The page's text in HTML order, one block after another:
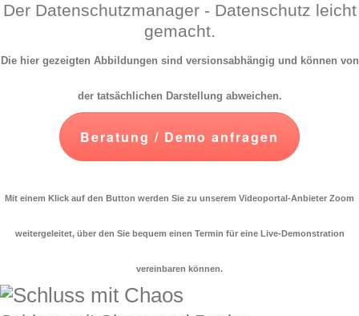
Der Datenschutzmanager - Datenschutz leicht
gemacht.
Die hier gezeigten Abbildungen sind versionsabhängig und können von
der tatsächlichen Darstellung abweichen.
Beratung / Demo anfragen
Mit einem Klick auf den Button werden Sie zu unserem Videoportal-Anbieter Zoom
weitergeleitet, über den Sie bequem einen Termin für eine Live-Demonstration
vereinbaren können.